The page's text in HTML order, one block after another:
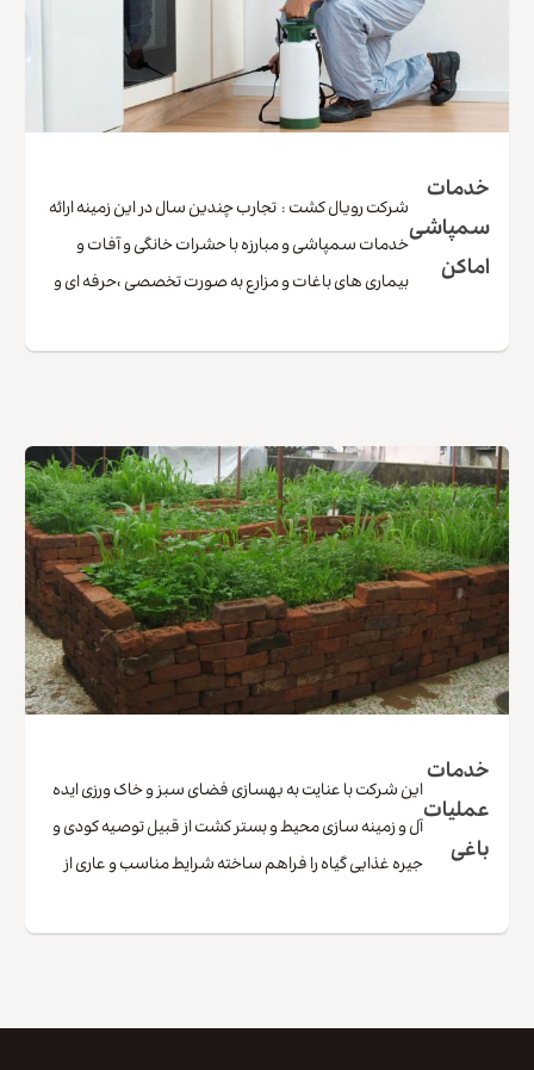
خدمات
سمپاشی
اماکن
شرکت رویال کشت : تجارب چندین سال در این زمینه ارائه
خدمات سمپاشی و مبارزه با حشرات خانگی و آفات و
بیماری های باغات و مزارع به صورت تخصصی ،حرفه ای و
محدوده صنفی قائل باشد لذا هموطنان گرامی با مطرح
خدمات
عملیات
باغی
این شرکت با عنایت به بهسازی فضای سبز و خاک ورزی ایده
آل و زمینه سازی محیط و بستر کشت از قبیل توصیه کودی و
جیره غذایی گیاه را فراهم ساخته شرایط مناسب و عاری از
،آمادگی مشاوره و اجرای این امور را داشته و …